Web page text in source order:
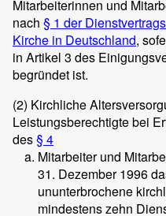
Mitarbeiterinnen und
nach § 1 der
Kirche in Deutschland,
in Artikel 3 des
begründet ist.
(2) Kirchliche
Leistungsberechtigte bei
des§ 4
Mitarbeiter und
31. Dezember 1996
ununterbrochene
mindestens zehn